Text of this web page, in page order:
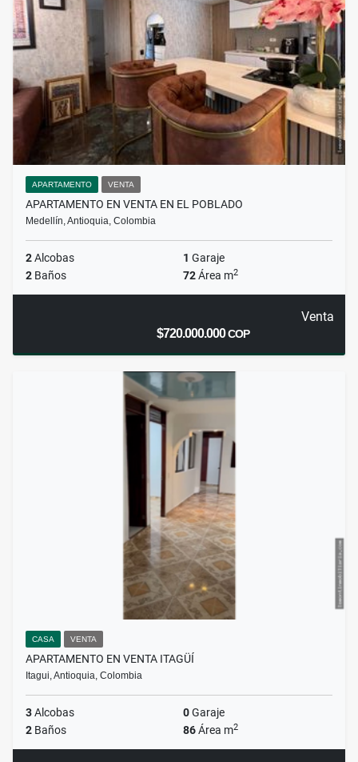
APARTAMENTO VENTA
APARTAMENTO EN VENTA EN EL POBLADO
Medellín, Antioquia, Colombia
2Alcobas 1 Garaje
2 Baños 72Área m2
Venta
$720.000.000COP
CASA VENTA
APARTAMENTO EN VENTA ITAGÜÍ
Itagui, Antioquia, Colombia
3Alcobas 0Garaje
2 Baños 86Área m2